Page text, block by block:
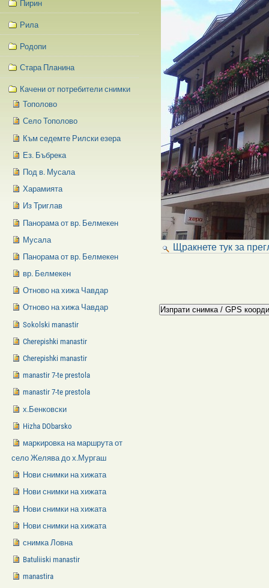
Щракнете тук за
Пирин
Рила
Родопи
Стара Планина
Качени от потребители снимки
Тополово
Село Тополово
Към седемте Рилски езера
Ез. Бъбрека
Под в. Мусала
Харамията
Из Триглав
Панорама от вр. Белмекен
Мусала
Панорама от вр. Белмекен
вр. Белмекен
Отново на хижа Чавдар
Отново на хижа Чавдар
Sokolski manastir
Cherepishki manastir
Cherepishki manastir
manastir 7-te prestola
manastir 7-te prestola
х.Бенковски
Hizha DObarsko
маркировка на маршрута от
село Желява до х.Мургаш
Нови снимки на хижата
Нови снимки на хижата
Нови снимки на хижата
Нови снимки на хижата
снимка Ловна
Batuliiski manastir
manastira